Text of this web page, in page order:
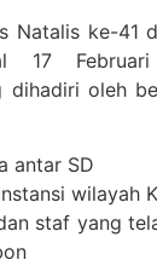
Natalis ke-41
17
dihadiri oleh
antar SD
wilayah
staf yang